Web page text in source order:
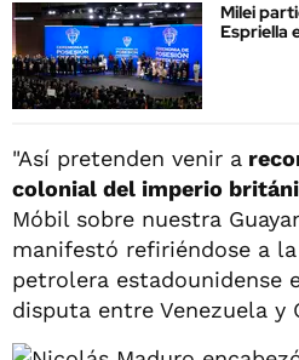
Milei
Espriella
"Así pretenden venir a
colonial del imperio
Móbil sobre nuestra
manifestó refiriéndose a
petrolera estadounidense
disputa entre Venezuela y